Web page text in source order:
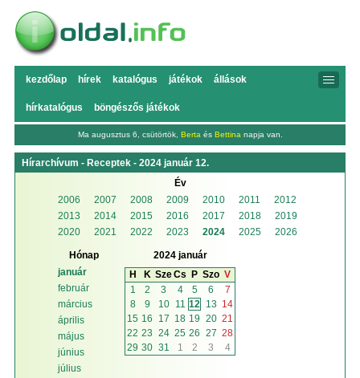
kezdőlap hírek katalógus játékok állások
hírkatalógus böngészős játékok
Ma augusztus 6, csütörtök, Berta és Bettina napja van.
Hírarchívum - Receptek - 2024 január 12.
Év
2006
2007 2008 2009 2010 2011
2012
2013
2014 2015 2016 2017 2018
2019
2020
2021 2022 2023 2024 2025 2026
Hónap
január
február
március
április
május
június
július
2024 január
H
K SzeCs P Szo V
1
2 3 4 5 6
7
8
9 10 11 12 13 14
15 16 17 18 19 20 21
22 23 24 25 26 27 28
29 30 31 1 2 3 4